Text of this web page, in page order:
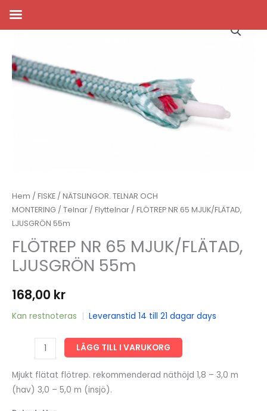
Hem / FISKE / NÄTSLINGOR. TELNAR OCH
MONTERING / Telnar / Flyttelnar / FLÖTREP NR 65 MJUK/FLÄTAD,
LJUSGRÖN 55m
FLÖTREP NR 65 MJUK/FLÄTAD,
LJUSGRÖN 55m
168,00 kr
Kan restnoteras Leveranstid 14 till 21 dagar days
65
MJUK/FLÄTAD,
LÄGG TILL I VARUKORG
Mjukt flätat flötrep. rekommenderad näthöjd 1,8 – 3,0 m
(hav) 3,0 – 5,0 m (insjö).